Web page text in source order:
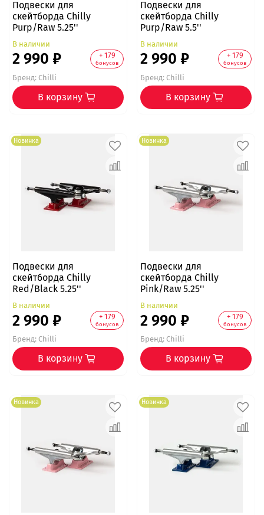
Подвески для
скейтборда Chilly
Purp/Raw 5.25''
В наличии
2 990 ₽ + 179
бонусов
Бренд:Chilli
В корзину
Подвески для
скейтборда Chilly
Purp/Raw 5.5''
В наличии
2 990 ₽ + 179
бонусов
Бренд:Chilli
В корзину
Новинка
Подвески для
скейтборда Chilly
Red/Black 5.25''
В наличии
2 990 ₽ + 179
бонусов
Бренд:Chilli
В корзину
Новинка
Подвески для
скейтборда Chilly
Pink/Raw 5.25''
В наличии
2 990 ₽ + 179
бонусов
Бренд:Chilli
В корзину
Новинка Новинка